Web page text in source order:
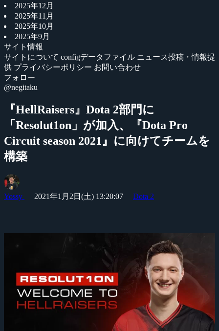
2025年12月
2025年11月
2025年10月
2025年9月
サイト情報
サイトについて configデータファイル ニュース投稿・情報提
供 プライバシーポリシー お問い合わせ
フォロー
@negitaku
『HellRaisers』Dota 2部門に
「Resolut1on」が加入、『Dota Pro
Circuit season 2021』に向けてチームを
構築
Yossy 2021年1月2日(土) 13:20:07 Dota 2